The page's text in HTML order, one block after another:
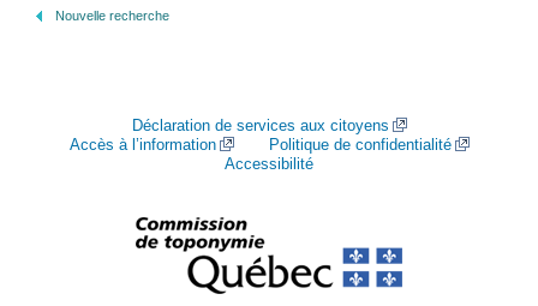
Nouvelle recherche
Déclaration de services aux citoyens
Accès à l’information
Politique de confidentialité
Accessibilité